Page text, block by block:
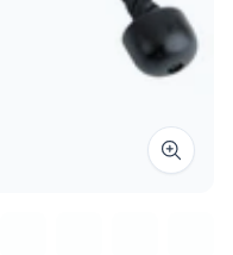
Zoom